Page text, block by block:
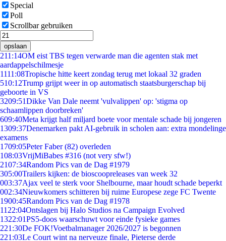
Special
Poll
Scrollbar gebruiken
opslaan
211:14OM eist TBS tegen verwarde man die agenten stak met
aardappelschilmesje
1111:08Tropische hitte keert zondag terug met lokaal 32 graden
510:12Trump grijpt weer in op automatisch staatsburgerschap bij
geboorte in VS
3209:51Dikke Van Dale neemt 'vulvalippen' op: 'stigma op
schaamlippen doorbreken'
609:40Meta krijgt half miljard boete voor mentale schade bij jongeren
1309:37Denemarken pakt AI-gebruik in scholen aan: extra mondelinge
examens
1709:05Peter Faber (82) overleden
108:03VrijMiBabes #316 (not very sfw!)
2107:34Random Pics van de Dag #1979
305:00Trailers kijken: de bioscoopreleases van week 32
003:37Ajax veel te sterk voor Shelbourne, maar houdt schade beperkt
002:34Nieuwkomers schitteren bij ruime Europese zege FC Twente
1900:45Random Pics van de Dag #1978
11 22:04Ontslagen bij Halo Studios na Campaign Evolved
1322:01PS5-doos waarschuwt voor einde fysieke games
221:30De FOK!Voetbalmanager 2026/2027 is begonnen
221:03Le Court wint na nerveuze finale, Pieterse derde